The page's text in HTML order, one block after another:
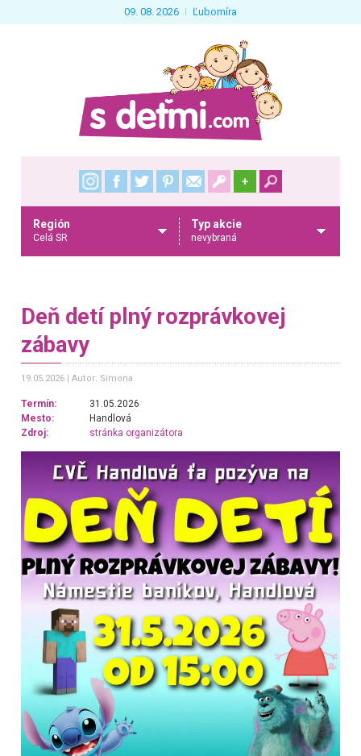
09. 08. 2026 Ľubomíra
+
Región
Celá SR
Typ akcie
nevybraná
Deň detí plný rozprávkovej
zábavy
19.05.2026 Autor: Simona
Termín:
31.05.2026
Mesto:
Handlová
Zdroj:
stránka organizátora